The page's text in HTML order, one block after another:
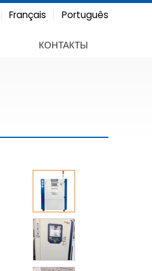
Français Português
КОНТАКТЫ